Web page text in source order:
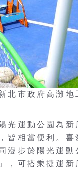
市政府高灘地
光運動公園為新
皆相當便利。喜
漫步於陽光運動
，可搭乘捷運